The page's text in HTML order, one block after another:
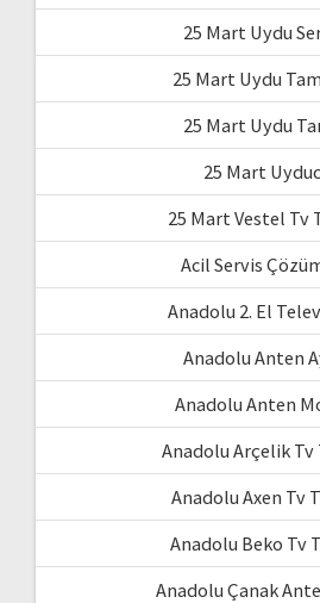
25 Mart Uydu
25 Mart Uydu
25 Mart Uydu
25 Mart
25 Mart Vestel Tv
Acil Servis
Anadolu 2. El
Anadolu Anten
Anadolu Anten
Anadolu Arçelik Tv
Anadolu Axen Tv
Anadolu Beko Tv
Anadolu Çanak